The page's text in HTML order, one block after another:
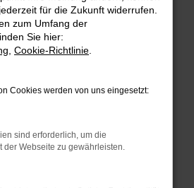
Firewall und deine
zum Beispiel deine
bestimmter Seiten
die Seite in einem
oder in einem privaten
für die Zukunft widerrufen.
zum Umfang der
Sie hier:
Cookie-Richtlinie
Cookies werden von uns eingesetzt:
sind erforderlich, um die
der Webseite zu gewährleisten.